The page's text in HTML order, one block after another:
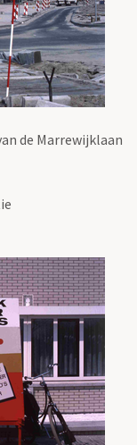
de Marrewijklaan